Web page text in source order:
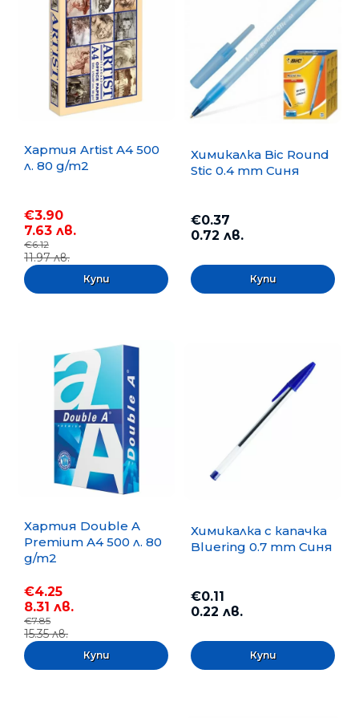
Хартия Artist A4 500
л. 80 g/m2
€3.90
7.63 лв.
€6.12
11.97 лв.
Химикалка Bic Round
Stic 0.4 mm Синя
€0.37
0.72 лв.
Хартия Double A
Premium A4 500 л. 80
g/m2
€4.25
8.31 лв.
€7.85
15.35 лв.
Химикалка с капачка
Bluering 0.7 mm Синя
€0.11
0.22 лв.